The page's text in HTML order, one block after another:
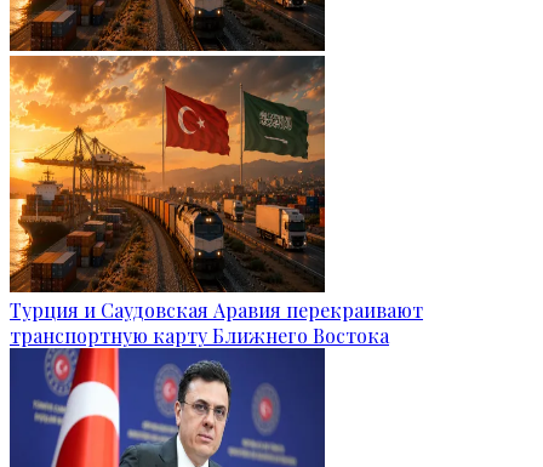
Турция и Саудовская Аравия перекраивают
транспортную карту Ближнего Востока